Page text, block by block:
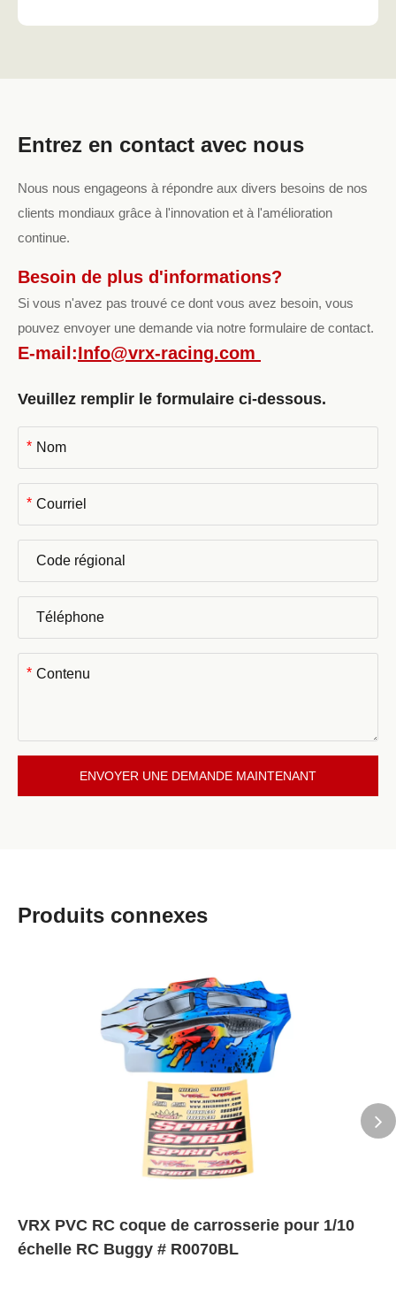
Entrez en contact avec nous
Nous nous engageons à répondre aux divers besoins de nos
clients mondiaux grâce à l'innovation et à l'amélioration
continue.
Besoin de plus d'informations?
Si vous n'avez pas trouvé ce dont vous avez besoin, vous
pouvez envoyer une demande via notre formulaire de contact.
E-mail:Info@vrx-racing.com
Veuillez remplir le formulaire ci-dessous.
*
*
*
ENVOYER UNE DEMANDE MAINTENANT
Produits connexes
VRX PVC RC coque de carrosserie pour 1/10
échelle RC Buggy # R0070BL